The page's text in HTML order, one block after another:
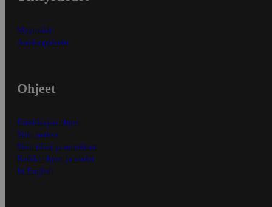
Myymälät
Asiakaspalvelu
Ohjeet
Ensitilaajan ohjeet
Näin maksat
Näin tilaat ja muokkaat
Kaikki ohjeet ja vinkit
In English